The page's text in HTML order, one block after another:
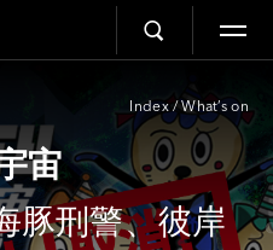
Index / What’s on
宙
豚刑警、彼岸